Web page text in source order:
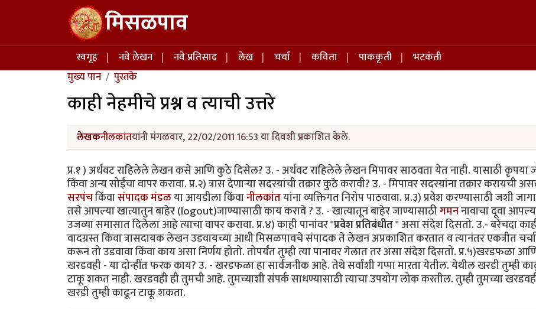
Skip to main content मिसळपाव
Main navigation
स्वगृह नवे लेखन नवे प्रतिसाद लेख चर्चा कविता पाककृती
भटकंती
मुख्य पान
पुस्तके
काही नेहमीचे प्रश्न व त्याची उत्तरे
लेखकनीलकांतयांनी मंगळवार, 22/02/2011 16:53 या दिवशी प्रकाशित केले.
प्र.१ ) अर्धवट राहिलेले लेखन कसे आणि कुठे दिसेल? उ. - अर्धवट राहिलेले लेखन मिपावर साठवता येत नाही. यासाठी कृपया
किंवा अन्य सोईंचा वापर करावा. प्र.२) त्रास देणार्‍या सदस्यांची तक्रार कुठे करावी? उ. - मिपावर सदस्यांना तक्रार करायची
सरपंचकिंवासंपादक मंडळया आयडीला किंवानीलकांतयांना व्यक्तिगत निरोप पाठवावा. प्र.३) प्रवेश करण्यासाठी जशी
तसे आपल्या खात्यातुन बाहेर (logout)जाण्यासाठी काय करावे ? उ. - खात्यातून बाहेर जाण्यासाठीगमननावाचा दूवा
उजव्या समासात दिलेला आहे त्याचा वापर करावा. प्र.४) काही पानांवर "प्रवेश प्रतिबंधीत" असा संदेश दिसतो. उ.- बरेचदा
वादग्रस्त किंवा त्रासदायक लेखन उडवायच्या आधी मिसळपावचे संपादक ते लेखन अप्रकाशित करतात व त्यानंतर एकत्रीत चर्चा
करून तो उडवावा किंवा काय असा निर्णय होतो. तोपर्यंत तुम्ही त्या पानावर गेलात तर असा संदेश दिसतो. प्र.५)खरडफळा
खरडवही - या दोन्हींत फरक काय? उ. - खरडफळा हा सार्वजनीक आहे. तेथे सर्वांशी गप्पा मारता येतील. येथील खरडी तुम्ही
टाकू शकत नाही. खरडवही ही तुमची आहे. तुमच्याशी संपर्क साधण्यासाठी त्याचा उपयोग लोक करतील. तुम्ही तुमच्या
खरडी तुम्ही काढून टाकू शकता.